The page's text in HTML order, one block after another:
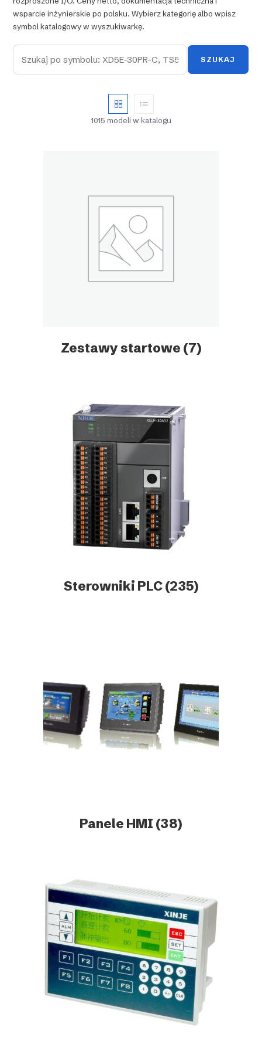
wsparcie inżynierskie po polsku. Wybierz kategorię albo wpisz
symbol katalogowy w wyszukiwarkę.
SZUKAJ
1015 modeli w katalogu
Zestawy startowe (7)
Sterowniki PLC(235)
Panele HMI (38)